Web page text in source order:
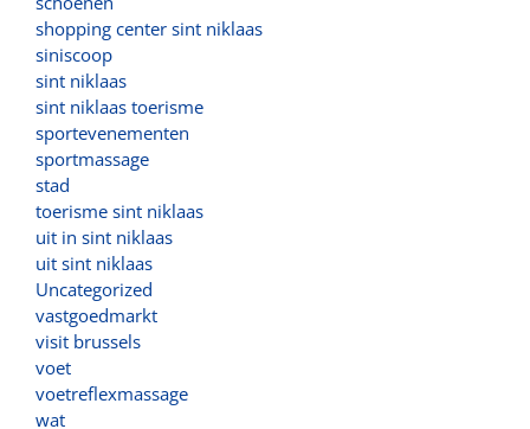
shopping center sint niklaas
siniscoop
sint niklaas
sint niklaas toerisme
sportevenementen
sportmassage
stad
toerisme sint niklaas
uit in sint niklaas
uit sint niklaas
Uncategorized
vastgoedmarkt
visit brussels
voet
voetreflexmassage
wat